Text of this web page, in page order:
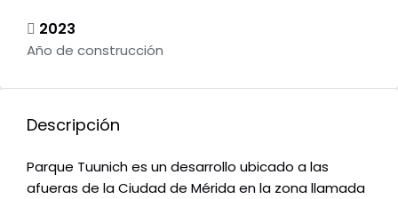
2023
Año de construcción
Descripción
Parque Tuunich es un desarrollo ubicado a las
afueras de la Ciudad de Mérida en la zona llamada